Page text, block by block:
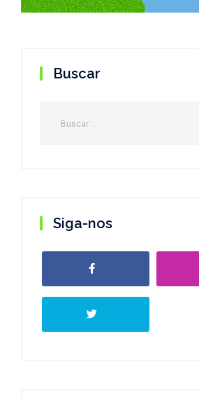
Buscar
Siga-nos